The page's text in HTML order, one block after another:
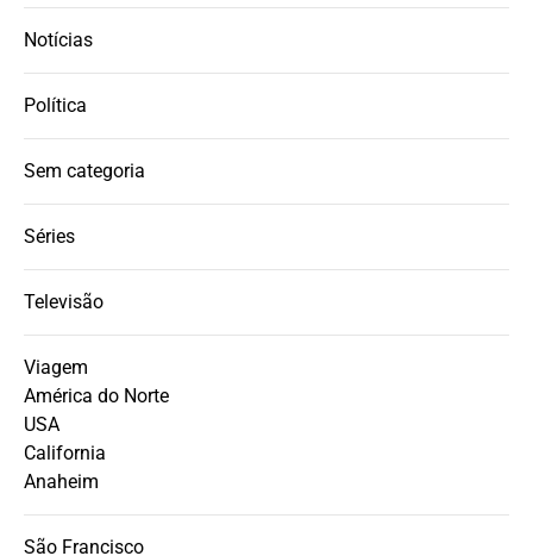
Notícias
Política
Sem categoria
Séries
Televisão
Viagem
América do Norte
USA
California
Anaheim
São Francisco